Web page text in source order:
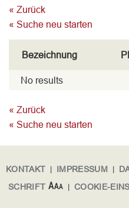
« Zurück
« Suche neu starten
Bezeichnung
No results
« Zurück
« Suche neu starten
KONTAKT | IMPRESSUM |
SCHRIFT
| COOKIE-